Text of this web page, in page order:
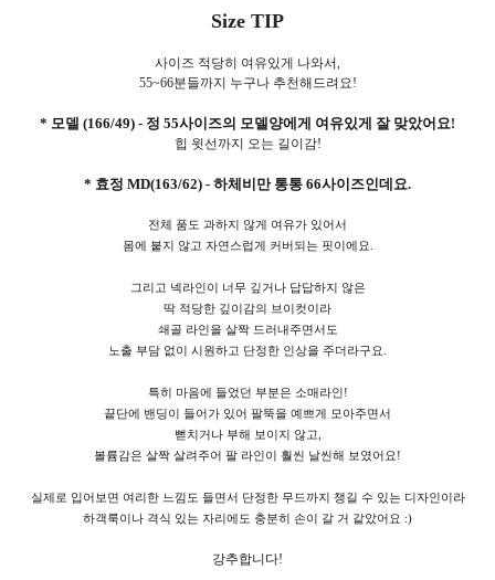
Size TIP
사이즈 적당히 여유있게 나와서,
55~66분들까지 누구나 추천해드려요!
* 모델 (166/49) - 정 55사이즈의 모델양에게 여유있게 잘 맞았어요!
힙 윗선까지 오는 길이감!
* 효정 MD(163/62) - 하체비만 통통 66사이즈인데요.
전체 품도 과하지 않게 여유가 있어서
몸에 붙지 않고 자연스럽게 커버되는 핏이에요.
그리고 넥라인이 너무 깊거나 답답하지 않은
딱 적당한 깊이감의 브이컷이라
쇄골 라인을 살짝 드러내주면서도
노출 부담 없이 시원하고 단정한 인상을 주더라구요.
특히 마음에 들었던 부분은 소매라인!
끝단에 밴딩이 들어가 있어 팔뚝을 예쁘게 모아주면서
뻗치거나 부해 보이지 않고,
볼륨감은 살짝 살려주어 팔 라인이 훨씬 날씬해 보였어요!
실제로 입어보면 여리한 느낌도 들면서 단정한 무드까지 챙길 수 있는 디자인이라
하객룩이나 격식 있는 자리에도 충분히 손이 갈 거 같았어요 :)
강추합니다!